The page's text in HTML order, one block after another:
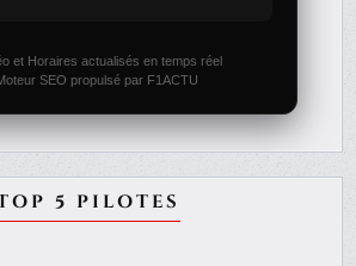
et Horaires actualisés en temps réel
SEO propulsé par F1ACTU
5 PILOTES